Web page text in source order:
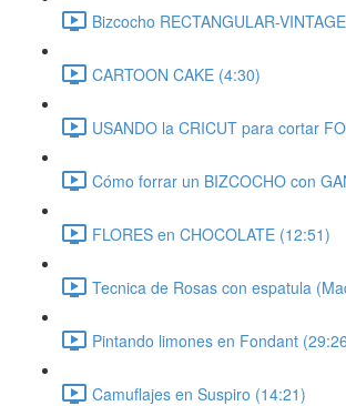
Bizcocho RECTANGULAR-
CARTOON CAKE (4:30)
USANDO la CRICUT para cortar
Cómo forrar un BIZCOCHO con
FLORES en CHOCOLATE (12:51)
Tecnica de Rosas con espatula
Pintando limones en Fondant
Camuflajes en Suspiro (14:21)